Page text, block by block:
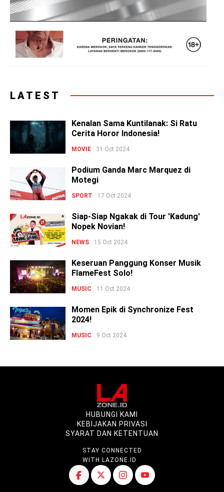
LATEST
Kenalan Sama Kuntilanak: Si Ratu
Cerita Horor Indonesia!
MOVIE 31 Oct 2024
Podium Ganda Marc Marquez di
Motegi
SPORT 17 Oct 2024
Siap-Siap Ngakak di Tour 'Kadung'
Nopek Novian!
NEWS 15 Oct 2024
Keseruan Panggung Konser Musik
FlameFest Solo!
MUSIC 11 Oct 2024
Momen Epik di Synchronize Fest
2024!
MUSIC 9 Oct 2024
HUBUNGI KAMI
KEBIJAKAN PRIVASI
SYARAT DAN KETENTUAN
STAY CONNECTED
WITH LAZONE.ID